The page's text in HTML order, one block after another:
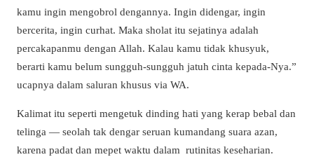
kamu ingin mengobrol dengannya. Ingin didengar, ingin
bercerita, ingin curhat. Maka sholat itu sejatinya adalah
percakapanmu dengan Allah. Kalau kamu tidak khusyuk,
berarti kamu belum sungguh-sungguh jatuh cinta kepada-Nya.”
ucapnya dalam saluran khusus via WA.
Kalimat itu seperti mengetuk dinding hati yang kerap bebal dan
telinga — seolah tak dengar seruan kumandang suara azan,
karena padat dan mepet waktu dalam rutinitas keseharian.